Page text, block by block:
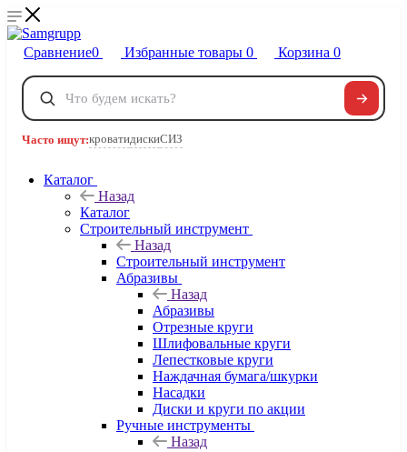
Сравнение0 Избранные товары 0 Корзина 0
Телефоны
8 800 222-40-09
Часто ищут:кроватидискиСИЗ
Каталог
Назад
Каталог
Строительный инструмент
Назад
Строительный инструмент
Абразивы
Назад
Абразивы
Отрезные круги
Шлифовальные круги
Лепестковые круги
Наждачная бумага/шкурки
Насадки
Диски и круги по акции
Ручные инструменты
Назад